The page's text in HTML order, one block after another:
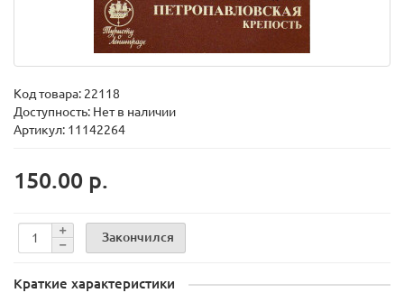
Код товара: 22118
Доступность: Нет в наличии
Артикул: 11142264
150.00 р.
Закончился
Краткие характеристики